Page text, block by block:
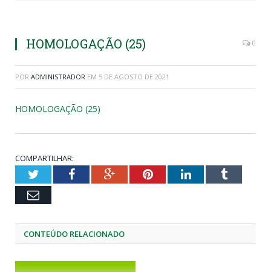
HOMOLOGAÇÃO (25) 0
POR ADMINISTRADOR EM 5 DE AGOSTO DE 2021
HOMOLOGAÇÃO (25)
COMPARTILHAR:
TwitterFacebookGoogle+PinterestLinkedInTumblr
Email
CONTEÚDO RELACIONADO